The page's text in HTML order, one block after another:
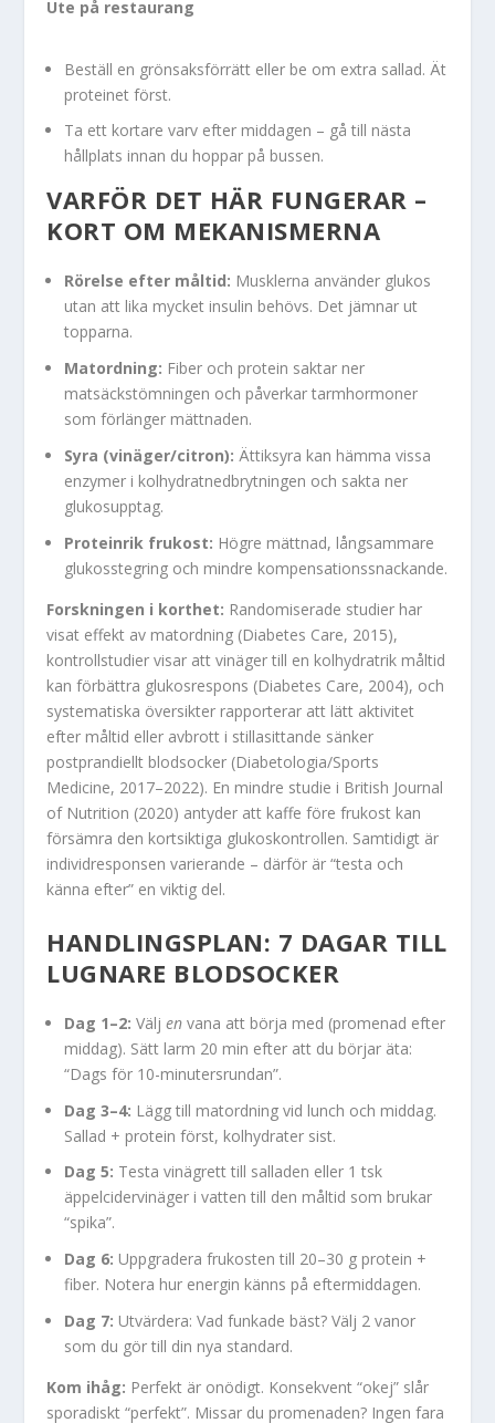
Ute på restaurang
Beställ en grönsaksförrätt eller be om extra sallad. Ät
proteinet först.
Ta ett kortare varv efter middagen – gå till nästa
hållplats innan du hoppar på bussen.
VARFÖR DET HÄR FUNGERAR –
KORT OM MEKANISMERNA
Rörelse efter måltid: Musklerna använder glukos
utan att lika mycket insulin behövs. Det jämnar ut
topparna.
Matordning: Fiber och protein saktar ner
matsäckstömningen och påverkar tarmhormoner
som förlänger mättnaden.
Syra (vinäger/citron): Ättiksyra kan hämma vissa
enzymer i kolhydratnedbrytningen och sakta ner
glukosupptag.
Proteinrik frukost: Högre mättnad, långsammare
glukosstegring och mindre kompensationssnackande.
Forskningen i korthet: Randomiserade studier har
visat effekt av matordning (Diabetes Care, 2015),
kontrollstudier visar att vinäger till en kolhydratrik måltid
kan förbättra glukosrespons (Diabetes Care, 2004), och
systematiska översikter rapporterar att lätt aktivitet
efter måltid eller avbrott i stillasittande sänker
postprandiellt blodsocker (Diabetologia/Sports
Medicine, 2017–2022). En mindre studie i British Journal
of Nutrition (2020) antyder att kaffe före frukost kan
försämra den kortsiktiga glukoskontrollen. Samtidigt är
individresponsen varierande – därför är “testa och
känna efter” en viktig del.
HANDLINGSPLAN: 7 DAGAR TILL
LUGNARE BLODSOCKER
Dag 1–2: Väljen vana att börja med (promenad efter
middag). Sätt larm 20 min efter att du börjar äta:
“Dags för 10-minutersrundan”.
Dag 3–4: Lägg till matordning vid lunch och middag.
Sallad + protein först, kolhydrater sist.
Dag 5: Testa vinägrett till salladen eller 1 tsk
äppelcidervinäger i vatten till den måltid som brukar
“spika”.
Dag 6: Uppgradera frukosten till 20–30 g protein +
fiber. Notera hur energin känns på eftermiddagen.
Dag 7: Utvärdera: Vad funkade bäst? Välj 2 vanor
som du gör till din nya standard.
Kom ihåg: Perfekt är onödigt. Konsekvent “okej” slår
sporadiskt “perfekt”. Missar du promenaden? Ingen fara